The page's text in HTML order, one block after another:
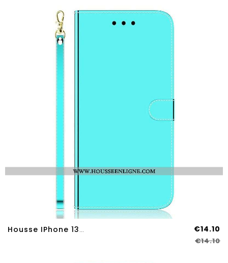
Housse IPhone 13 Pro Max Simili Cuir Couverture Miroir €14.10
€14.10